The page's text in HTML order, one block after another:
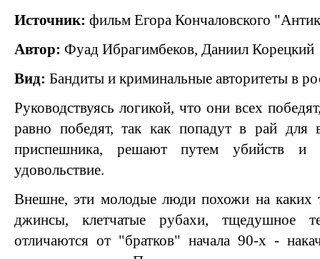
Источник: фильм Егора Кончаловского
Автор: Фуад Ибрагимбеков, Даниил Корецкий
Вид: Бандиты и криминальные авторитеты в
Руководствуясь логикой, что они всех
равно победят, так как попадут в рай
приспешника, решают путем убийств
удовольствие.
Внешне, эти молодые люди похожи на каких
джинсы, клетчатые рубахи, тщедушное
отличаются от "братков" начала 90-х -